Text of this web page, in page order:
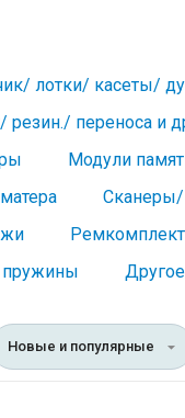
лотки/ касеты/
резин./ переноса и
Модули
Другое
Новые и популярные